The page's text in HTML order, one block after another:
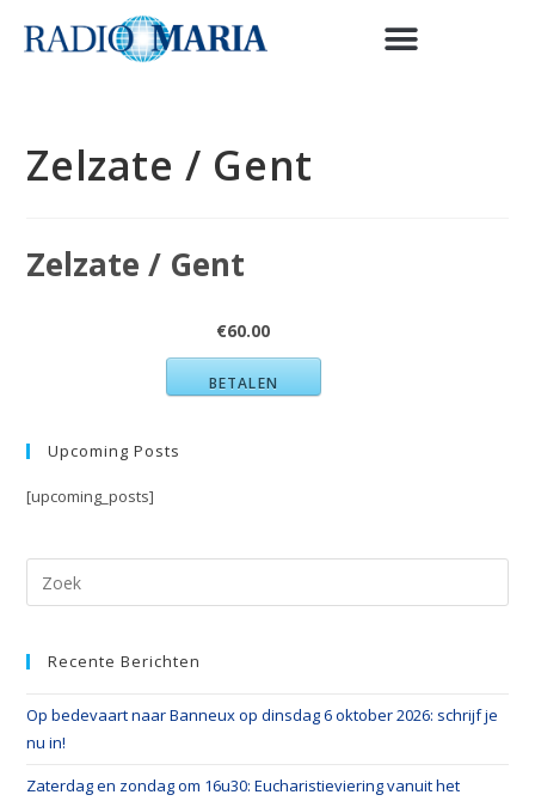
Zelzate / Gent
Zelzate / Gent
€60.00
BETALEN
Upcoming Posts
[upcoming_posts]
Recente Berichten
Op bedevaart naar Banneux op dinsdag 6 oktober 2026: schrijf je
nu in!
Zaterdag en zondag om 16u30: Eucharistieviering vanuit het